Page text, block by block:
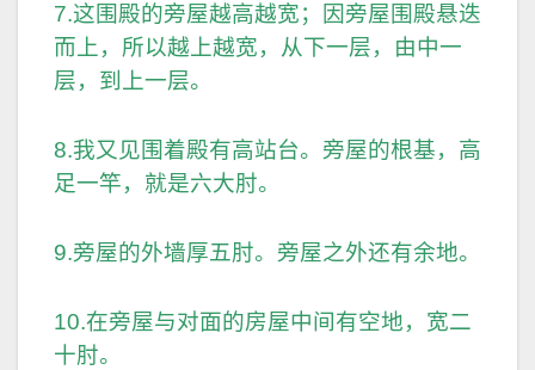
7.这围殿的旁屋越高越宽；因旁屋围殿悬迭
而上，所以越上越宽，从下一层，由中一
层，到上一层。
8.我又见围着殿有高站台。旁屋的根基，高
足一竿，就是六大肘。
9.旁屋的外墙厚五肘。旁屋之外还有余地。
10.在旁屋与对面的房屋中间有空地，宽二
十肘。